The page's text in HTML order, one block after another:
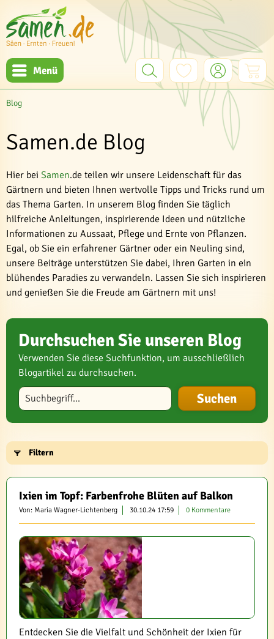
Menü
Blog
Samen.de Blog
Hier bei Samen.de teilen wir unsere Leidenschaft für das
Gärtnern und bieten Ihnen wertvolle Tipps und Tricks rund um
das Thema Garten. In unserem Blog finden Sie täglich
hilfreiche Anleitungen, inspirierende Ideen und nützliche
Informationen zu Aussaat, Pflege und Ernte von Pflanzen.
Egal, ob Sie ein erfahrener Gärtner oder ein Neuling sind,
unsere Beiträge unterstützen Sie dabei, Ihren Garten in ein
blühendes Paradies zu verwandeln. Lassen Sie sich inspirieren
und genießen Sie die Freude am Gärtnern mit uns!
Durchsuchen Sie unseren Blog
Verwenden Sie diese Suchfunktion, um ausschließlich
Blogartikel zu durchsuchen.
Blog durchsuchen
Filtern
Ixien im Topf: Farbenfrohe Blüten auf Balkon
Von: Maria Wagner-Lichtenberg 30.10.24 17:59 0 Kommentare
Entdecken Sie die Vielfalt und Schönheit der Ixien für